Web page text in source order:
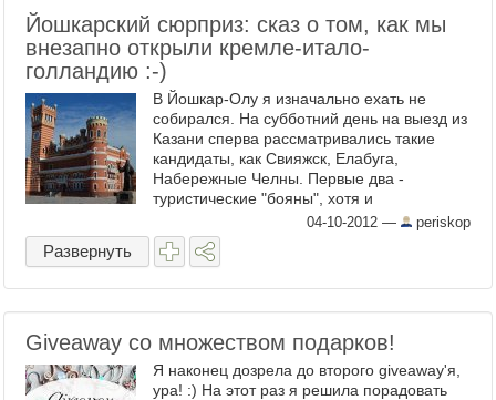
Йошкарский сюрприз: сказ о том, как мы
внезапно открыли кремле-итало-
голландию :-)
В Йошкар-Олу я изначально ехать не
собирался. На субботний день на выезд из
Казани сперва рассматривались такие
кандидаты, как Свияжск, Елабуга,
Набережные Челны. Первые два -
туристические "бояны", хотя и
живописные, заточенные специально для
...
04-10-2012 — periskop
Развернуть
Giveaway со множеством подарков!
Я наконец дозрела до второго giveaway'я,
ура! :) На этот раз я решила порадовать